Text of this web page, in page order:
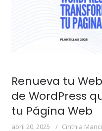
Renueva tu
de WordPress
tu Página Web
abril 20, 2025
Cinthia